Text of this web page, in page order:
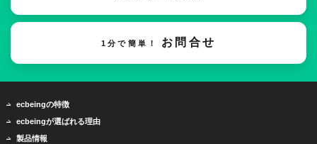
1分で簡単！ お問合せ
ecbeingの特徴
ecbeingが選ばれる理由
製品情報